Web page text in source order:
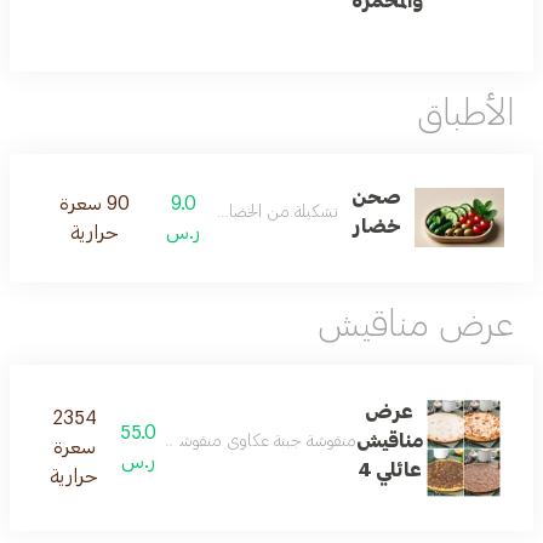
الأطباق
صحن
خضار
تشكيلة من الخضار الطازجة
9.0
ر.س
90 سعرة
حرارية
عرض مناقيش
عرض
مناقيش
عائلي 4
منقوشة جبنة عكاوي منقوشة زعتر منقوشة لحمة بعجين منقوشة وودن بيكري سبشل55.0
ر.س
2354
سعرة
حرارية